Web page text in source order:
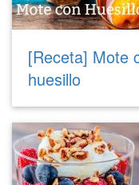
[Receta] Mote
huesillo